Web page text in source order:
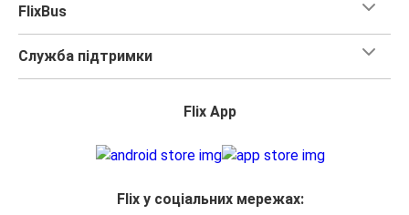
Ейндговен
Відень
Вроцлав
Мілан
FlixBus
Служба підтримки
Flix App
Flix у соціальних мережах: